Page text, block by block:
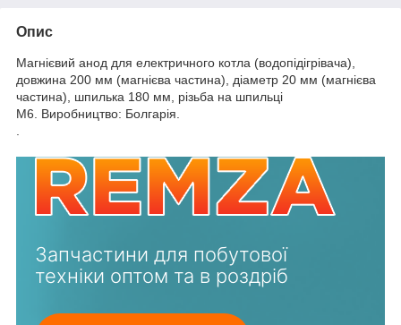
Опис
Магнієвий анод для електричного котла (водопідігрівача),
довжина 200 мм (магнієва частина), діаметр 20 мм (магнієва
частина), шпилька 180 мм, різьба на шпильці
М6. Виробництво: Болгарія.
.
Запчастини для побутової
техніки оптом та в роздріб